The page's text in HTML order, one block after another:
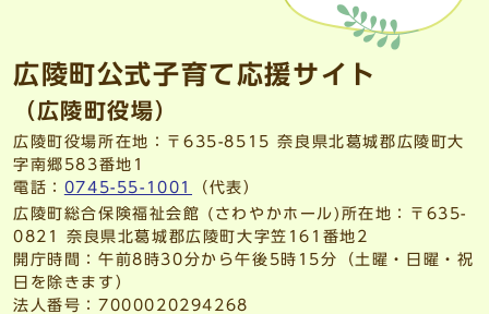
広陵町公式子育て応援サイト
（広陵町役場）
広陵町役場所在地：〒635-8515 奈良県北葛城郡広陵町大
字南郷583番地1
電話： 0745-55-1001
（代表）
広陵町総合保険福祉会館 (さわやかホール)所在地：〒635-
0821 奈良県北葛城郡広陵町大字笠161番地2
開庁時間：午前8時30分から午後5時15分（土曜・日曜・祝
日を除きます）
法人番号：7000020294268